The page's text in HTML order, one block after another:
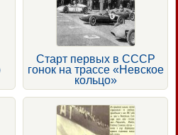
Старт первых в СССР
гонок на трассе «Невское
кольцо»